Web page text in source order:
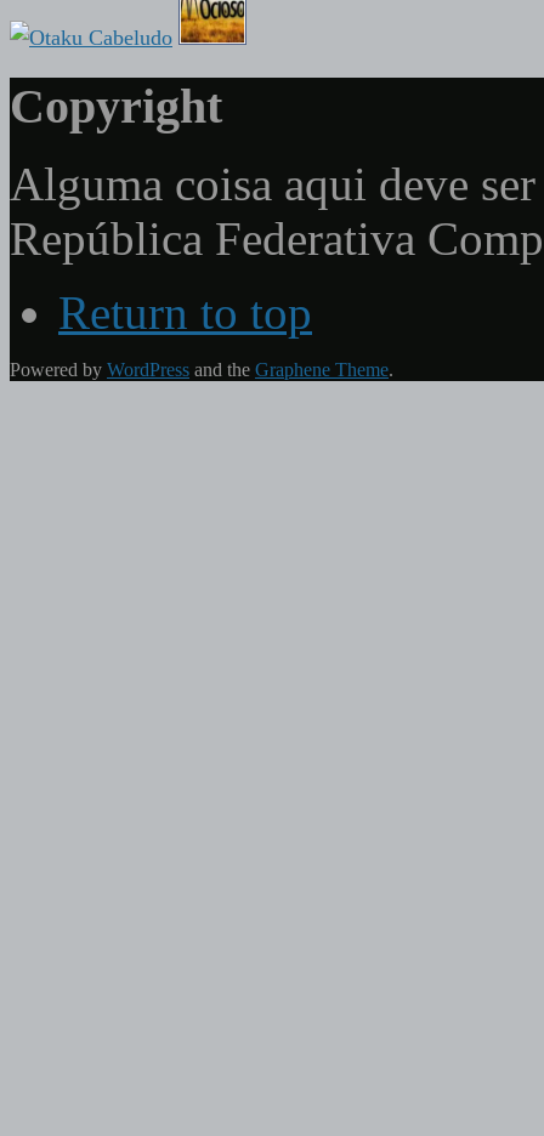
Copyright
Alguma coisa aqui deve
República Federativa
Return to top
Powered by WordPress and the Graphene Theme.